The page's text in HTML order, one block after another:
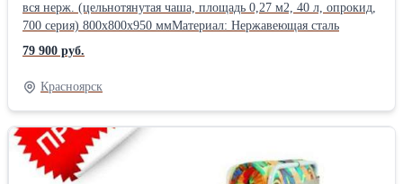
вся нерж. (цельнотянутая чаша, площадь 0,27 м2, 40 л, опрокид,
700 серия) 800x800x950 ммМатериал: Нержавеющая сталь
79 900 руб.
Красноярск